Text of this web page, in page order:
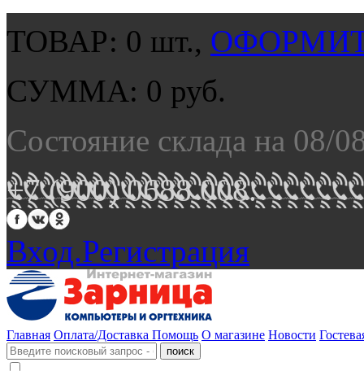
ТОВАР: 0 шт.,
СУММА: 0 руб.
Состояние склада на 08/
+7 (900) 0688 008.
Вход.Регистрация
Главная Оплата/Доставка Помощь О магазине Новости